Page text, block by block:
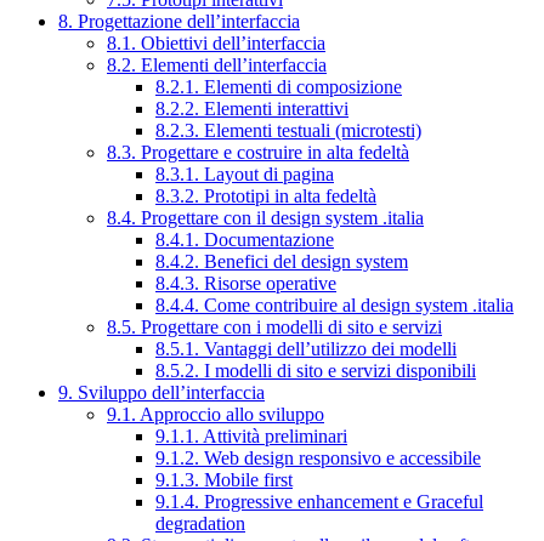
8. Progettazione dell’interfaccia
8.1. Obiettivi dell’interfaccia
8.2. Elementi dell’interfaccia
8.2.1. Elementi di composizione
8.2.2. Elementi interattivi
8.2.3. Elementi testuali (microtesti)
8.3. Progettare e costruire in alta fedeltà
8.3.1. Layout di pagina
8.3.2. Prototipi in alta fedeltà
8.4. Progettare con il design system .italia
8.4.1. Documentazione
8.4.2. Benefici del design system
8.4.3. Risorse operative
8.4.4. Come contribuire al design system .italia
8.5. Progettare con i modelli di sito e servizi
8.5.1. Vantaggi dell’utilizzo dei modelli
8.5.2. I modelli di sito e servizi disponibili
9. Sviluppo dell’interfaccia
9.1. Approccio allo sviluppo
9.1.1. Attività preliminari
9.1.2. Web design responsivo e accessibile
9.1.3. Mobile first
9.1.4. Progressive enhancement e Graceful
degradation